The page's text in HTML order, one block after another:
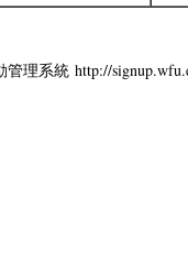
理系統 http://